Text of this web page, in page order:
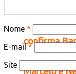
Maior
confirma
Marcelo e
Nome *
E-mail*
Site